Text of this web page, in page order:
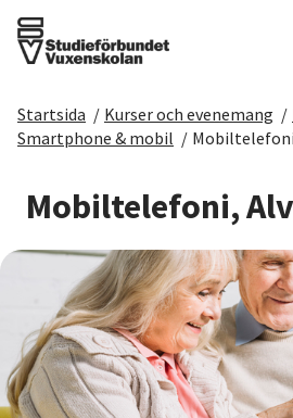
Det här gör vi
För dig som
Sök kurser och
Om SV
Starta studiecirkel
Startsida / Kurser och evenemang /
Smartphone & mobil /
Mobiltelefoni,